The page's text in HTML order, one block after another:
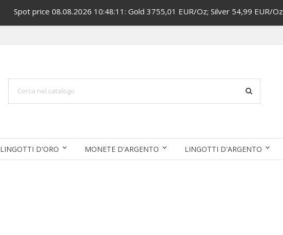
Spot price 08.08.2026 10:48:11: Gold 3755,01 EUR/Oz; Silver 54,99 EUR/Oz
LINGOTTI D'ORO MONETE D'ARGENTO LINGOTTI D'ARGENTO